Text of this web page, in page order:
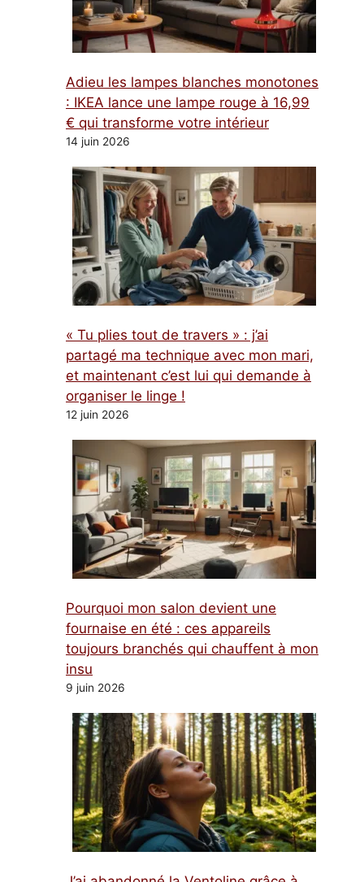
Adieu les lampes blanches monotones
: IKEA lance une lampe rouge à 16,99
€ qui transforme votre intérieur
14 juin 2026
« Tu plies tout de travers » : j’ai
partagé ma technique avec mon mari,
et maintenant c’est lui qui demande à
organiser le linge !
12 juin 2026
Pourquoi mon salon devient une
fournaise en été : ces appareils
toujours branchés qui chauffent à mon
insu
9 juin 2026